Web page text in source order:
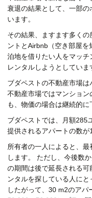
衰退の結果として、一部
います。
その結果、ますます多く
ントとAirbnb（空き部屋
泊地を借りたい人をマッ
レンタルしようとしていま
ブダペストの不動産市場は
不動産市場ではマンショ
も、物価の場合は継続的に
ブダペストでは、月額285
提供されるアパートの数が
所有者の一人によると、
します。 ただし、今後数
の期間は後で延長される
ンタルを探している人にと
したがって、30 m2のア